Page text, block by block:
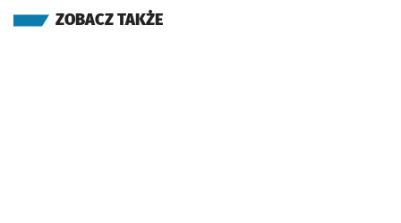
ZOBACZ TAKŻE